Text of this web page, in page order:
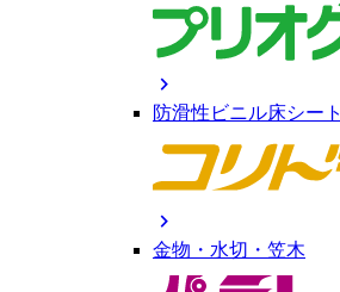
chevron_right
防滑性ビニル床シート
chevron_right
金物・水切・笠木